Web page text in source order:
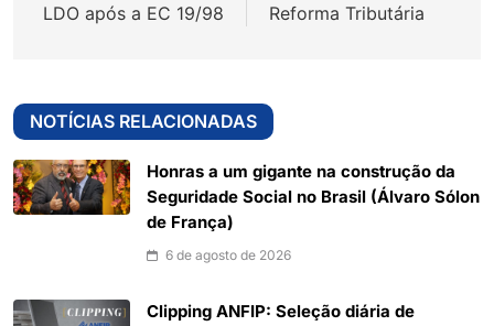
LDO após a EC 19/98
Reforma Tributária
NOTÍCIAS RELACIONADAS
Honras a um gigante na construção da
Seguridade Social no Brasil (Álvaro Sólon
de França)
6 de agosto de 2026
Clipping ANFIP: Seleção diária de